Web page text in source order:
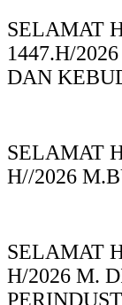
SELAMAT
1447.H/
DAN
SELAMAT
H//2026
SELAMAT
H/2026 M.